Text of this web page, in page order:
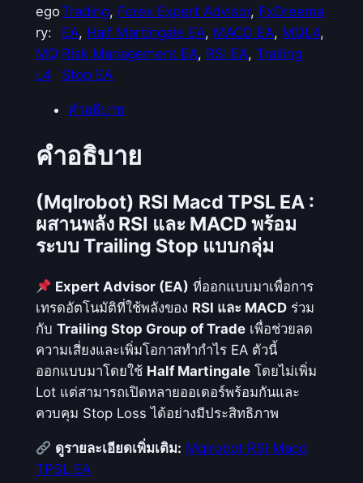
ว
น
(
M
o
o
t
)
S
I
M
a
c
d
T
S
L
ego
ry:
MQ
L4
Trading, Forex Expert Advisor, FxDreema
EA, Half Martingale EA, MACD EA, MQL4
Risk Management EA, RSI EA, Trailing
Stop EA
คำอธิบาย
คำอธิบาย
(Mqlrobot) RSI Macd TPSL EA :
ผสานพลัง RSI และ MACD พร้อม
ระบบ Trailing Stop แบบกลุ่ม
Expert Advisor (EA) ที่ออกแบบมาเพื่อการ
เทรดอัตโนมัติที่ใช้พลังของ RSI และ MACDร่วม
กับ Trailing Stop Group of Tradeเพื่อช่วยลด
ความเสี่ยงและเพิ่มโอกาสทำกำไร EA ตัวนี้
ออกแบบมาโดยใช้ Half Martingaleโดยไม่เพิ่ม
Lot แต่สามารถเปิดหลายออเดอร์พร้อมกันและ
ควบคุม Stop Loss ได้อย่างมีประสิทธิภาพ
ดูรายละเอียดเพิ่มเติม: Mqlrobot RSI Macd
TPSL EA